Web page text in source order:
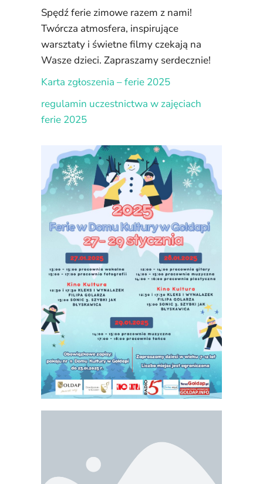
Spędź ferie zimowe razem z nami!
Twórcza atmosfera, inspirujące
warsztaty i świetne filmy czekają na
Wasze dzieci. Zapraszamy serdecznie!
Karta zgłoszenia – ferie 2025
regulamin uczestnictwa w zajęciach
ferie 2025